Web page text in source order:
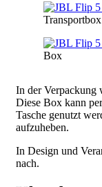
Image
Transportbox
Image
Box
In der Verpackung
Diese Box kann
Tasche genutzt
aufzuheben.
In Design und
nach.